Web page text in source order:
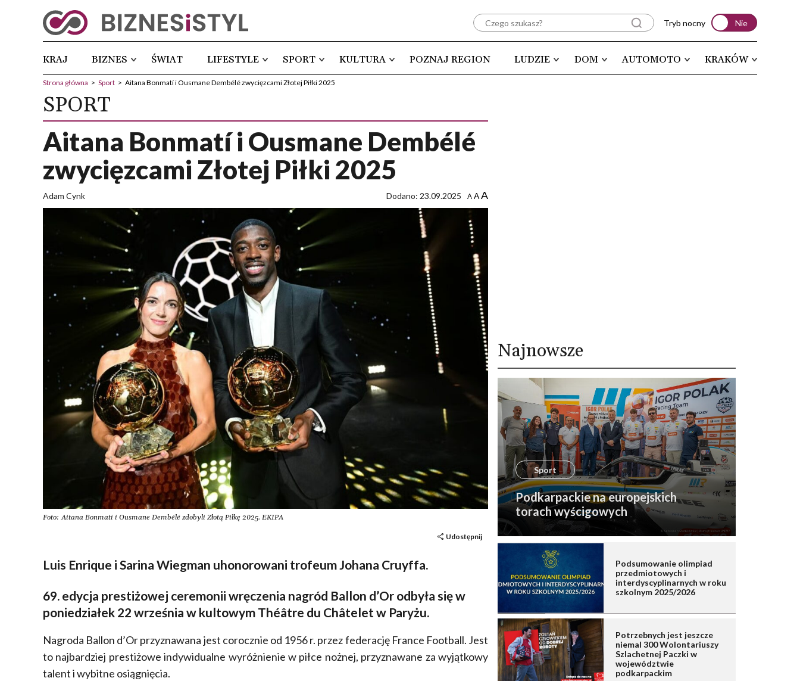
Tryb nocny Nie
KRAJ BIZNES ŚWIAT LIFESTYLE SPORT KULTURA POZNAJ REGION LUDZIE DOM AUTOMOTO KRAKÓW
Strona główna > Sport > Aitana Bonmatí i Ousmane Dembélé zwycięzcami Złotej Piłki 2025
SPORT
Aitana Bonmatí i Ousmane Dembélé
zwycięzcami Złotej Piłki 2025
Adam Cynk Dodano: 23.09.2025 A AA
Foto: Aitana Bonmatí i Ousmane Dembélé zdobyli Złotą Piłkę 2025. EKIPA
Udostępnij
Luis Enrique i Sarina Wiegman uhonorowani trofeum Johana Cruyffa.
69. edycja prestiżowej ceremonii wręczenia nagród Ballon d’Or odbyła się w
poniedziałek 22 września w kultowym Théâtre du Châtelet w Paryżu.
Nagroda Ballon d’Or przyznawana jest corocznie od 1956 r. przez federację France Football. Jest
to najbardziej prestiżowe indywidualne wyróżnienie w piłce nożnej, przyznawane za wyjątkowy
talent i wybitne osiągnięcia.
Najnowsze
Sport
Podkarpackie na europejskich
torach wyścigowych
Podsumowanie olimpiad
przedmiotowych i
interdyscyplinarnych w roku
szkolnym 2025/2026
Potrzebnych jest jeszcze
niemal 300 Wolontariuszy
Szlachetnej Paczki w
województwie
podkarpackim